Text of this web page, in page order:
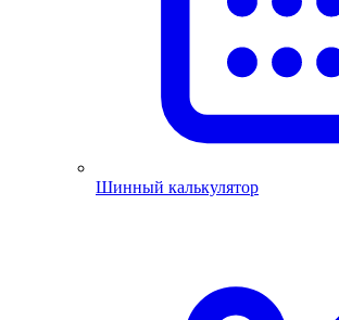
Шинный калькулятор